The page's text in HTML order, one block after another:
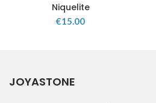
Niquelite
€15.00
JOYASTONE